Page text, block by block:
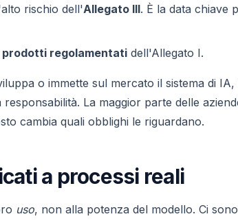
rischio dell'Allegato III. È la data chiave
regolamentati dell'Allegato I.
o immette sul mercato il sistema di IA,
La maggior parte delle
cambia quali obblighi le riguardano.
a processi reali
uso, non alla potenza del modello. Ci